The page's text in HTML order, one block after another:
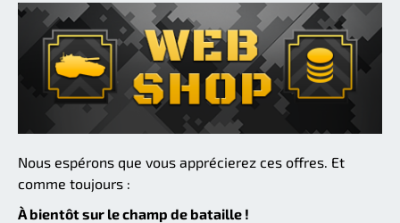
Nous espérons que vous apprécierez ces offres. Et
comme toujours :
À bientôt sur le champ de bataille !